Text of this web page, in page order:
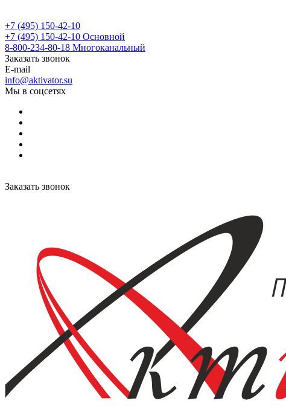
+7 (495) 150-42-10
+7 (495) 150-42-10 Основной
8-800-234-80-18 Многоканальный
Заказать звонок
E-mail
info@aktivator.su
Мы в соцсетях
Заказать звонок